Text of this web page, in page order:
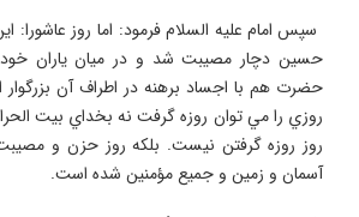
سپس امام عليه السلام فرمود: اما روز عاشورا:
حسين دچار مصيبت شد و در ميان ياران
حضرت هم با اجساد برهنه در اطراف آن بزرگوار
روزي را مي توان روزه گرفت نه بخداي بيت
روز روزه گرفتن نيست. بلكه روز حزن و